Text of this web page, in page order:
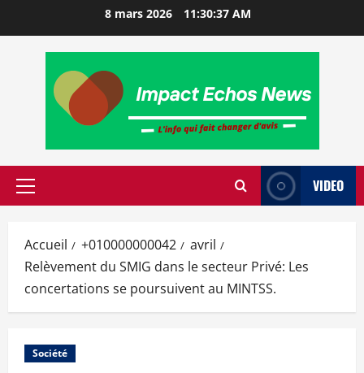
8 mars 2026 11:30:37 AM
VIDEO
Accueil +010000000042
avril
Relèvement du SMIG dans le secteur Privé: Les
concertations se poursuivent au MINTSS.
Société